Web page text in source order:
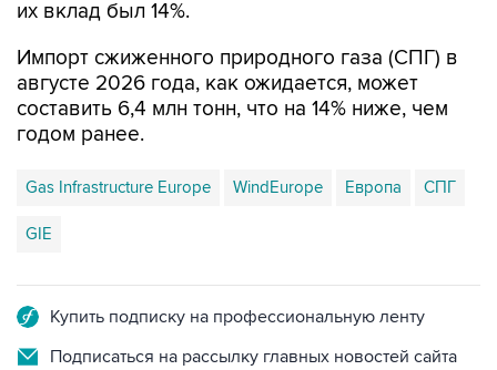
их вклад был 14%.
Импорт сжиженного природного газа (СПГ) в
августе 2026 года, как ожидается, может
составить 6,4 млн тонн, что на 14% ниже, чем
годом ранее.
Gas Infrastructure Europe WindEurope Европа СПГ
GIE
Купить подписку на профессиональную ленту
Подписаться на рассылку главных новостей сайта